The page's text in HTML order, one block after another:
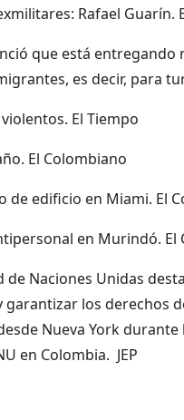
Rafael Guarín.
que está entregando
es decir, para
El Tiempo
El Colombiano
de edificio en Miami. El
en Murindó. El
Naciones Unidas
los derechos
Nueva York
en Colombia. JEP